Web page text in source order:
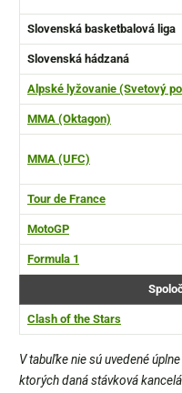
Slovenská basketbalová liga
Slovenská hádzaná
Alpské lyžovanie (Svetový
MMA (Oktagon)
MMA (UFC)
Tour de France
MotoGP
Formula 1
Clash of the Stars
V tabuľke nie sú uvedené
ktorých daná stávková